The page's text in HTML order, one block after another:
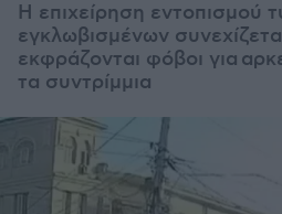
Η επιχείρηση εντοπισμού
εγκλωβισμένων
εκφράζονται φόβοι για
τα συντρίμμια